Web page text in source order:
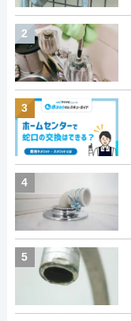
2
3
4
5